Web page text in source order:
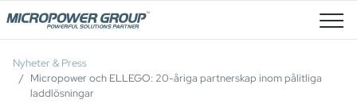
Lediga Tjänster
Nyheter & Press
Micropower och ELLEGO: 20-åriga partnerskap inom pålitliga
laddlösningar